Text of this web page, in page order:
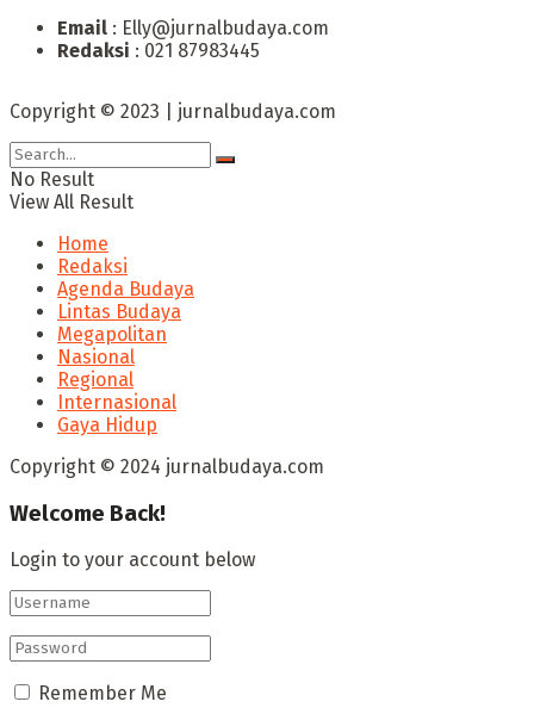
Email : Elly@jurnalbudaya.com
Redaksi : 021 87983445
Copyright © 2023 | jurnalbudaya.com
No Result
View All Result
Home
Redaksi
Agenda Budaya
Lintas Budaya
Megapolitan
Nasional
Regional
Internasional
Gaya Hidup
Copyright © 2024 jurnalbudaya.com
Welcome Back!
Login to your account below
Remember Me